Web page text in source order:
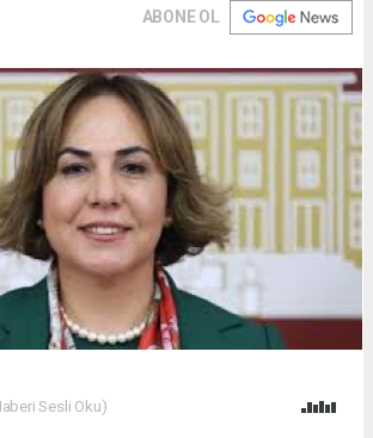
ABONE OL
Sesli Oku)